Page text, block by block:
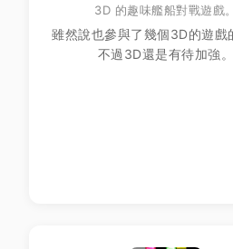
3D 的趣味艦船對戰遊戲。
雖然說也參與了幾個3D的遊戲
不過3D還是有待加強。